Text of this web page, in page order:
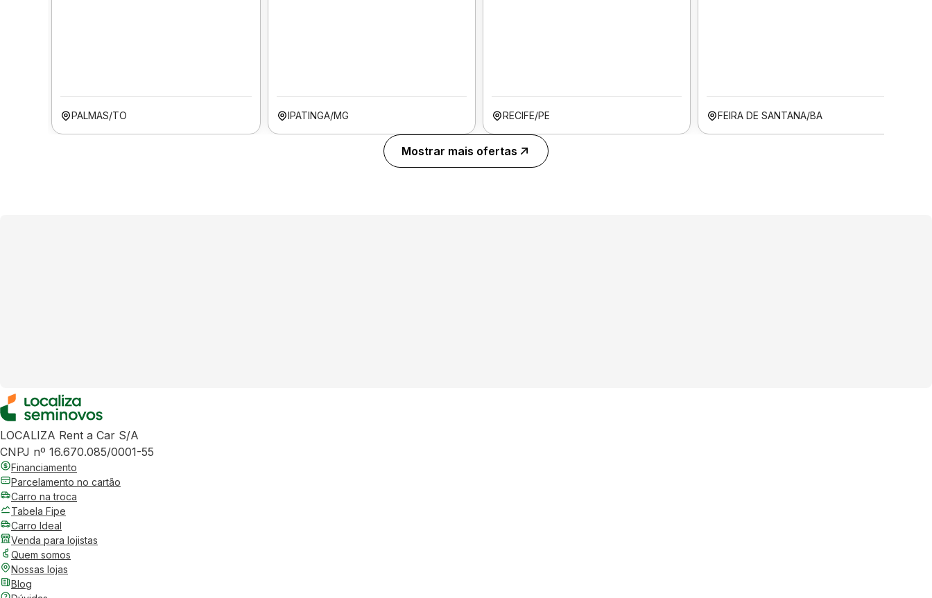
PALMAS/TO IPATINGA/MG RECIFE/PE FEIRA DE SANTANA/BA
Mostrar mais ofertas
LOCALIZA Rent a Car S/A
CNPJ nº 16.670.085/0001-55
Financiamento
Parcelamento no cartão
Carro na troca
Tabela Fipe
Carro Ideal
Venda para lojistas
Quem somos
Nossas lojas
Blog